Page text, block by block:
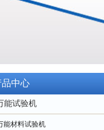
品中心
能试验机
能材料试验机